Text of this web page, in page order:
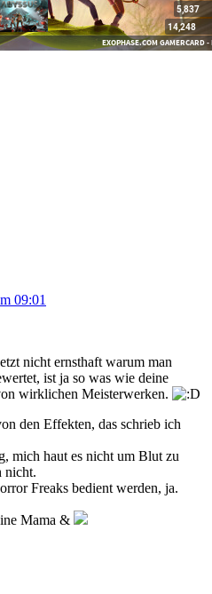
09:01
nicht ernsthaft warum man
ist ja so was wie deine
wirklichen Meisterwerken.
den Effekten, das schrieb ich
mich haut es nicht um Blut zu
nicht.
Freaks bedient werden, ja.
Mama &